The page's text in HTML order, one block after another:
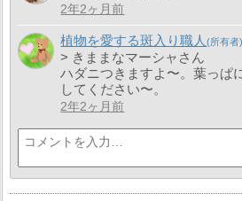
2年2ヶ月前
植物を愛する斑入り職人
> きままなマーシャさん
ハダニつきますよ〜。葉っぱ
してください〜。
2年2ヶ月前